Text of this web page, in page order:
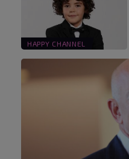
HAPPY CHANNEL